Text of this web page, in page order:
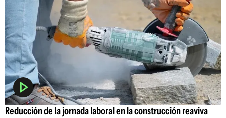
Reducción de la jornada laboral en la construcción reaviva